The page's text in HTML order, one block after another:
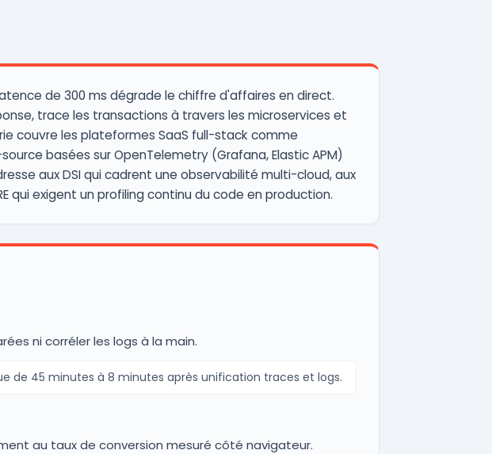
de 300 ms dégrade le chiffre d'affaires en direct.
trace les transactions à travers les microservices et
couvre les plateformes SaaS full-stack comme
basées sur OpenTelemetry (Grafana, Elastic APM)
aux DSI qui cadrent une observabilité multi-cloud, aux
qui exigent un profiling continu du code en production.
ni corréler les logs à la main.
de 45 minutes à 8 minutes après unification traces et logs.
au taux de conversion mesuré côté navigateur.